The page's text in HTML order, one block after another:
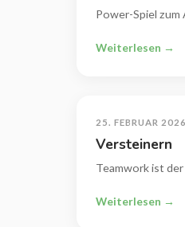
Power-Spiel zum
Weiterlesen →
25. FEBRUAR
Versteinern
Teamwork ist
Weiterlesen →